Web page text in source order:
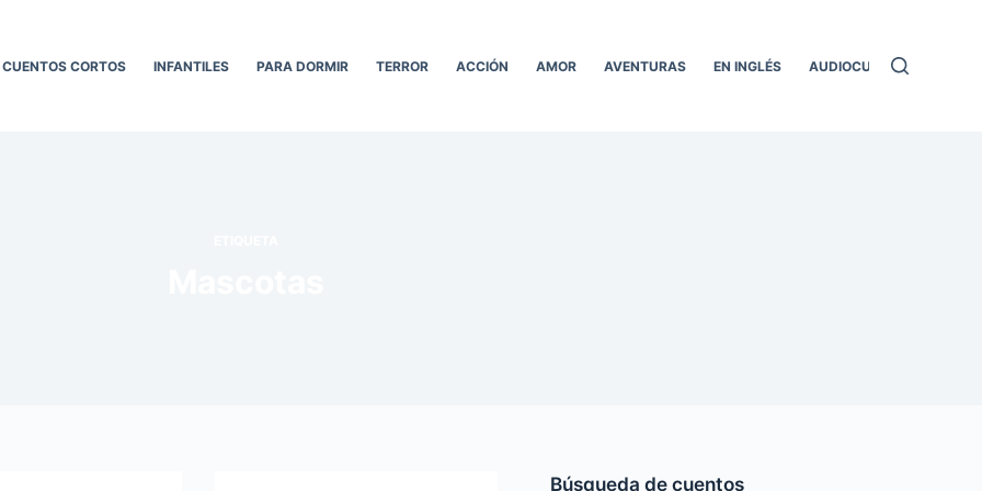
CUENTOS CORTOS INFANTILES PARA DORMIR TERROR ACCIÓN AMOR AVENTURAS EN INGLÉS AUDIOCUENTOS
Búsqueda de cuentos